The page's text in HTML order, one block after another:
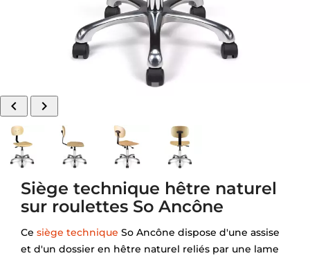
 
Siège technique hêtre naturel
sur roulettes So Ancône
Ce siège technique So Ancône dispose d'une assise
et d'un dossier en hêtre naturel reliés par une lame